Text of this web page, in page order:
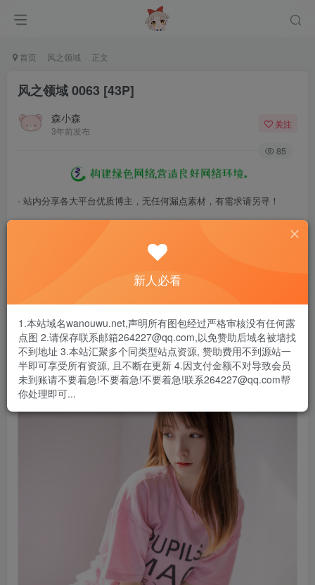
首页 风之领域 正文
风之领域 0063 [43P]
森小森
3年前发布
关注
85
- 站内分享各大平台优质博主，无任何漏点素材，有需求请另寻！
- 百度网盘提示提取码错误，请更换浏览器重试，这是百度网盘版本问
- 遇见解压密码不对、无法解压，请查看
- 资源失效/充值未到账/账号解禁...等问题请《提交工单》
新人必看
1.本站域名wanouwu.net,声明所有图包经过严格审核没有任何露
点图 2.请保存联系邮箱264227@qq.com,以免赞助后域名被墙找
不到地址 3.本站汇聚多个同类型站点资源, 赞助费用不到源站一
半即可享受所有资源, 且不断在更新 4.因支付金额不对导致会员
未到账请不要着急!不要着急!不要着急!联系264227@qq.com帮
你处理即可...